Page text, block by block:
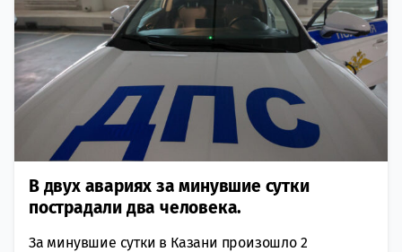
В двух авариях за минувшие сутки
пострадали два человека.
За минувшие сутки в Казани произошло 2